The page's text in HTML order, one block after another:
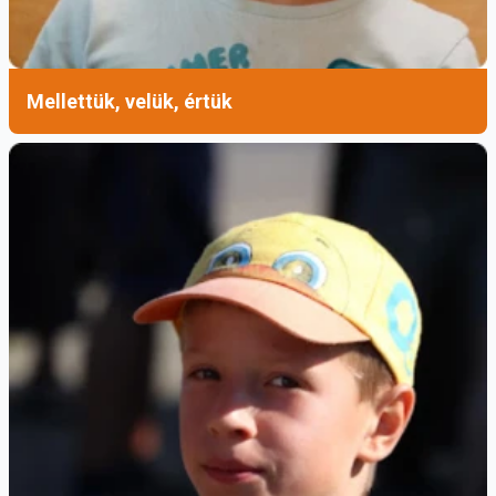
A projekt teljes költsége megközelítette az 5,5
a beruházás a Magyar
Kormány támogatásával valósult meg a
Bethlen Gábor Alapkezelő Zrt.
közreműködésével.
Mellettük, velük, értük